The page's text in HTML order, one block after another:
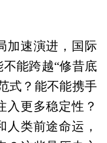
加速演进，国际
能跨越“修昔底
式？能不能携手
入更多稳定性？
类前途命运，